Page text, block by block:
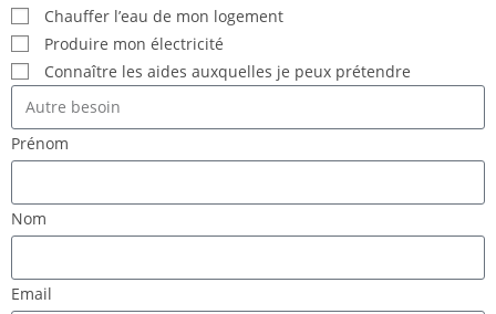
Chauffer l’eau de mon logement
Produire mon électricité
Connaître les aides auxquelles je peux prétendre
Prénom
Nom
Email